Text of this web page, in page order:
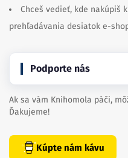
Chceš vedieť, kde nakúpiš
prehľadávania desiatok e-
Podporte nás
Ak sa vám Knihomola páči,
Ďakujeme!
Kúpte nám kávu